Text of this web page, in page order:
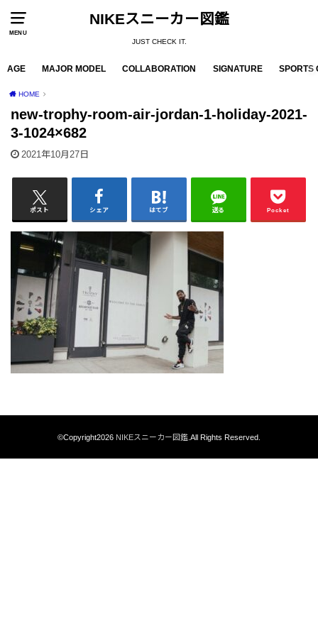
MENU
NIKEスニーカー図鑑
JUST CHECK IT.
AGE MAJOR MODEL COLLABORATION SIGNATURE SPORTS
HOME
new-trophy-room-air-jordan-1-holiday-2021-
3-1024×682
2021年10月27日
ポスト シェア はてブ 送る Pocket
©Copyright2026 NIKEスニーカー図鑑.All Rights Reserved.